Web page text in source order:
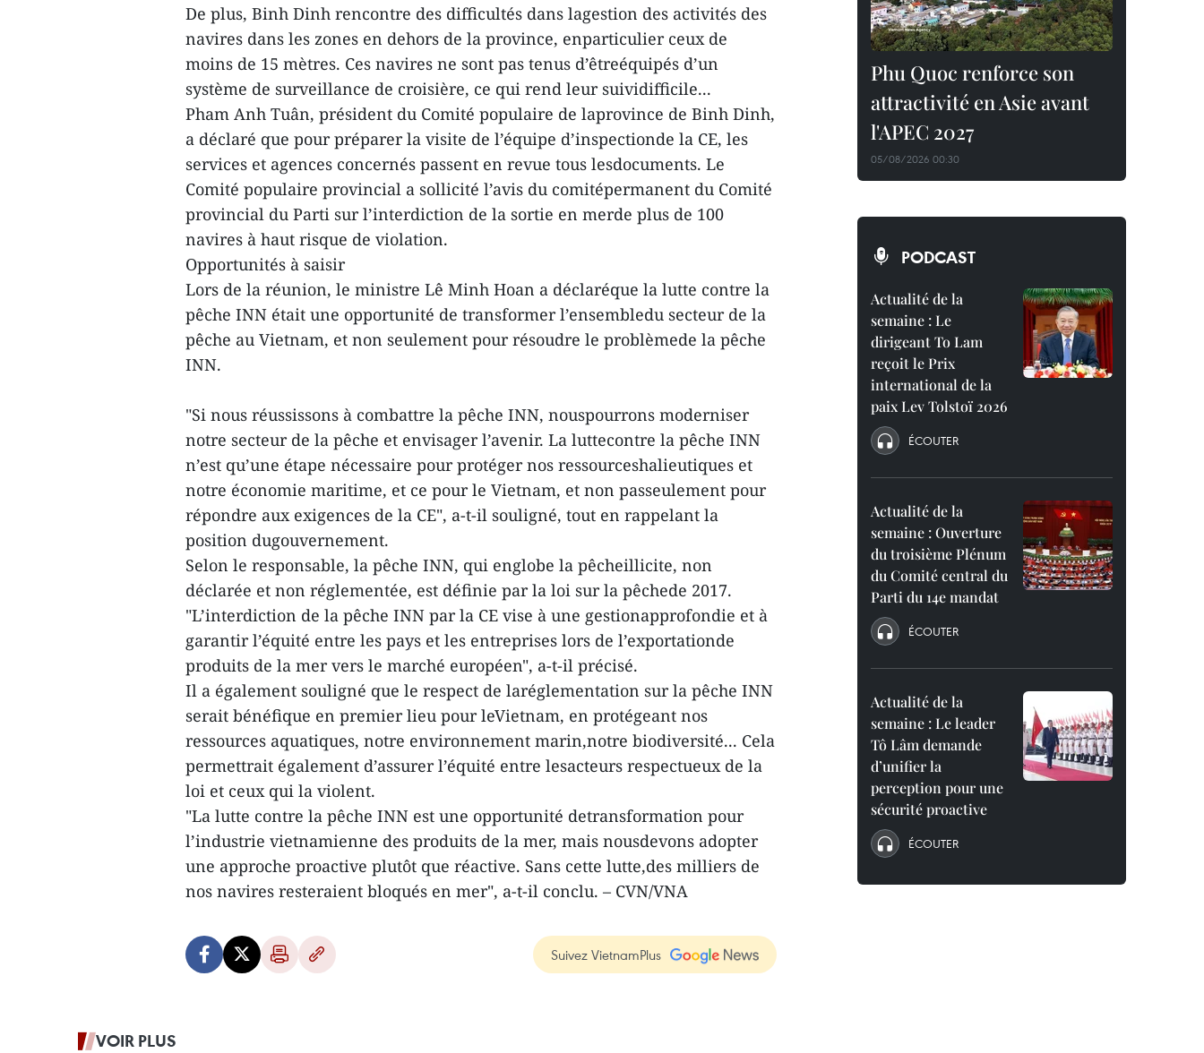
De plus, Binh Dinh rencontre des difficultés dans lagestion des activités des
navires dans les zones en dehors de la province, enparticulier ceux de
moins de 15 mètres. Ces navires ne sont pas tenus d’êtreéquipés d’un
système de surveillance de croisière, ce qui rend leur suividifficile...
Pham Anh Tuân, président du Comité populaire de laprovince de Binh Dinh,
a déclaré que pour préparer la visite de l’équipe d’inspectionde la CE, les
services et agences concernés passent en revue tous lesdocuments. Le
Comité populaire provincial a sollicité l’avis du comitépermanent du Comité
provincial du Parti sur l’interdiction de la sortie en merde plus de 100
navires à haut risque de violation.
Opportunités à saisir
Lors de la réunion, le ministre Lê Minh Hoan a déclaréque la lutte contre la
pêche INN était une opportunité de transformer l’ensembledu secteur de la
pêche au Vietnam, et non seulement pour résoudre le problèmede la pêche
INN.
"Si nous réussissons à combattre la pêche INN, nouspourrons moderniser
notre secteur de la pêche et envisager l’avenir. La luttecontre la pêche INN
n’est qu’une étape nécessaire pour protéger nos ressourceshalieutiques et
notre économie maritime, et ce pour le Vietnam, et non passeulement pour
répondre aux exigences de la CE", a-t-il souligné, tout en rappelant la
position dugouvernement.
Selon le responsable, la pêche INN, qui englobe la pêcheillicite, non
déclarée et non réglementée, est définie par la loi sur la pêchede 2017.
"L’interdiction de la pêche INN par la CE vise à une gestionapprofondie et à
garantir l’équité entre les pays et les entreprises lors de l’exportationde
produits de la mer vers le marché européen", a-t-il précisé.
Il a également souligné que le respect de laréglementation sur la pêche INN
serait bénéfique en premier lieu pour leVietnam, en protégeant nos
ressources aquatiques, notre environnement marin,notre biodiversité... Cela
permettrait également d’assurer l’équité entre lesacteurs respectueux de la
loi et ceux qui la violent.
"La lutte contre la pêche INN est une opportunité detransformation pour
l’industrie vietnamienne des produits de la mer, mais nousdevons adopter
une approche proactive plutôt que réactive. Sans cette lutte,des milliers de
nos navires resteraient bloqués en mer", a-t-il conclu. – CVN/VNA
Suivez VietnamPlus
VOIR PLUS
Phu Quoc renforce son
attractivité en Asie avant
l'APEC 2027
05/08/2026 00:30
PODCAST
Actualité de la
semaine : Le
dirigeant To Lam
reçoit le Prix
international de la
paix Lev Tolstoï 2026
ÉCOUTER
Actualité de la
semaine : Ouverture
du troisième Plénum
du Comité central du
Parti du 14e mandat
ÉCOUTER
Actualité de la
semaine : Le leader
Tô Lâm demande
d’unifier la
perception pour une
sécurité proactive
ÉCOUTER